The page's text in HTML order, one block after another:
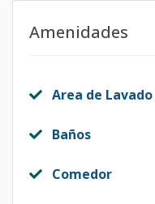
Amenidades
Area de Lavado
Baños
Comedor